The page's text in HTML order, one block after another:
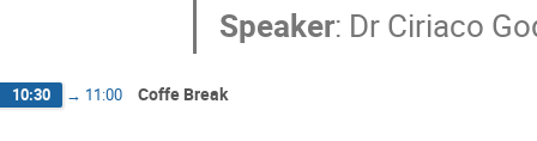
Speaker: Dr Ciriaco
10:30 → 11:00 Coffe Break